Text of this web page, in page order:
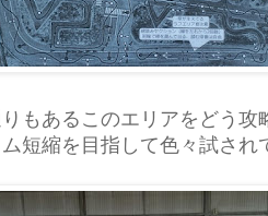
もあるこのエリアをどう攻
短縮を目指して色々試され